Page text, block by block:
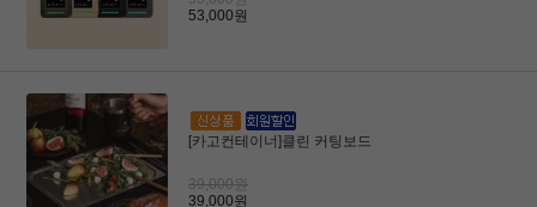
53,000원
[카고컨테이너]클린 커팅보드
39,000원
39,000원